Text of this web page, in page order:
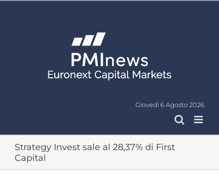
Giovedì 6 Agosto 2026
Strategy Invest sale al 28,37% di First
Capital